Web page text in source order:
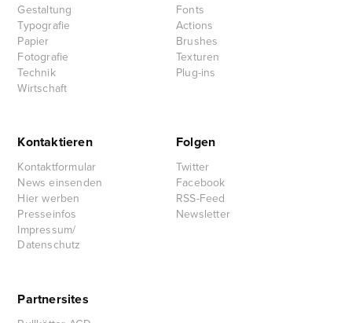
Gestaltung
Typografie
Papier
Fotografie
Technik
Wirtschaft
Fonts
Actions
Brushes
Texturen
Plug-ins
Kontaktieren
Kontaktformular
News einsenden
Hier werben
Presseinfos
Impressum/
Datenschutz
Folgen
Twitter
Facebook
RSS-Feed
Newsletter
Partnersites